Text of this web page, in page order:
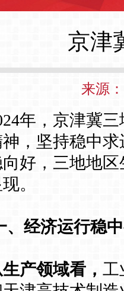
京津
来源
，京津冀三
，坚持稳中
好，三地地
。
、经济运行稳
领域看， 工